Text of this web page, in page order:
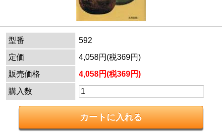
型番
592
定価
4,058円(税369円)
販売価格
4,058円(税369円)
購入数